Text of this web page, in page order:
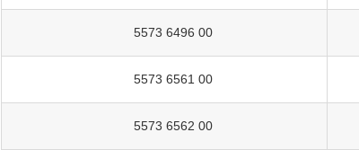
5573 6496 00
5573 6561 00
5573 6562 00